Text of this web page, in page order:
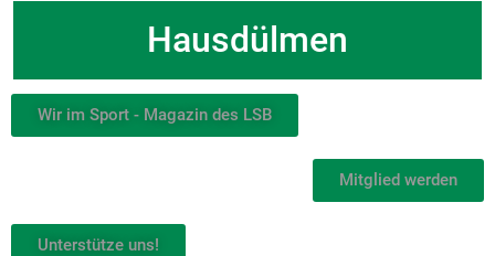
Hausdülmen
Wir im Sport - Magazin des LSB
Mitglied werden
Unterstütze uns!